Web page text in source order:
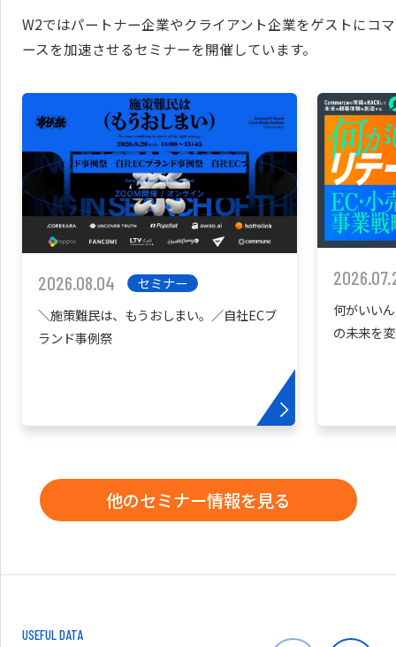
W2ではパートナー企業やクライアント企業をゲストにコマ
ースを加速させるセミナーを開催しています。
2026.08.04
セミナー
＼施策難民は、もうおしまい。／自社ECブ
ランド事例祭
何がいい
の未来を
他のセミナー情報を見る
USEFUL DATA